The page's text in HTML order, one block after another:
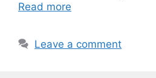
Read more
Leave a comment